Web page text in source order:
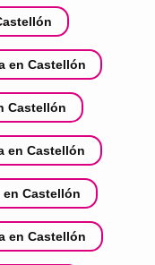
en Castellón
Castellón
en Castellón
en Castellón
en Castellón